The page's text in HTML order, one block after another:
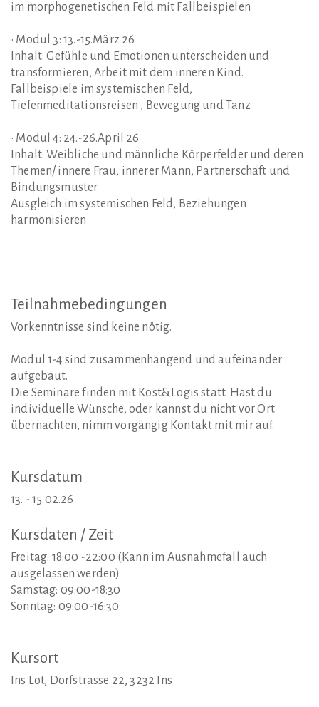
im morphogenetischen Feld mit Fallbeispielen
• Modul 3: 13.-15.März 26
Inhalt: Gefühle und Emotionen unterscheiden und
transformieren, Arbeit mit dem inneren Kind.
Fallbeispiele im systemischen Feld,
Tiefenmeditationsreisen , Bewegung und Tanz
• Modul 4: 24.-26.April 26
Inhalt: Weibliche und männliche Körperfelder und deren
Themen/ innere Frau, innerer Mann, Partnerschaft und
Bindungsmuster
Ausgleich im systemischen Feld, Beziehungen
harmonisieren
Teilnahmebedingungen
Vorkenntnisse sind keine nötig.
Modul 1-4 sind zusammenhängend und aufeinander
aufgebaut.
Die Seminare finden mit Kost&Logis statt. Hast du
individuelle Wünsche, oder kannst du nicht vor Ort
übernachten, nimm vorgängig Kontakt mit mir auf.
Kursdatum
13. - 15.02.26
Kursdaten / Zeit
Freitag: 18:00 -22:00 (Kann im Ausnahmefall auch
ausgelassen werden)
Samstag: 09:00-18:30
Sonntag: 09:00-16:30
Kursort
Ins Lot, Dorfstrasse 22, 3232 Ins